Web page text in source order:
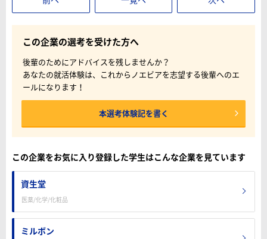
この企業の選考を受けた方へ
後輩のためにアドバイスを残しませんか？
あなたの就活体験は、これからノエビアを志望する後輩へのエ
ールになります！
本選考体験記を書く
この企業をお気に入り登録した学生はこんな企業を見ています
資生堂
医薬/化学/化粧品
ミルボン